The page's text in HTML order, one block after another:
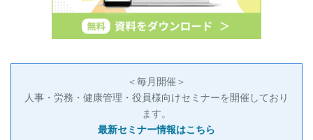
＜毎月開催＞
人事・労務・健康管理・役員様向けセミナーを開催しており
ます。
最新セミナー情報はこちら